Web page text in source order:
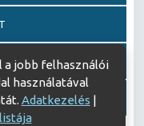
DÍJ PÁLYÁZAT
a jobb felhasználói
használatával
Adatkezelés |